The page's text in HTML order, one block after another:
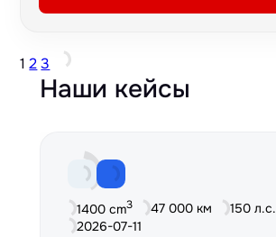
1 2 3
Наши кейсы
1400 cm3 47 000 км
150 л.с.
2026-07-11